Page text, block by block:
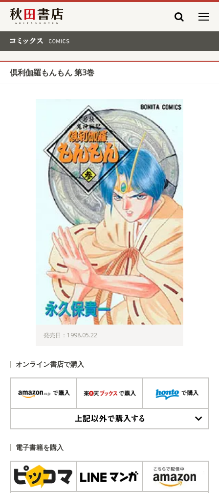
秋田書店
倶利伽羅もんもん 第3巻
発売日：1998.05.22
オンライン書店で購入
電子書籍を購入